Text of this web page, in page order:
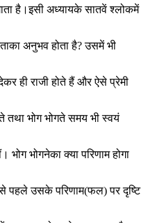
है।इसी अध्यायके सातवें श्लोकमें
अनुभव होता है? उसमें भी
ही राजी होते हैं और ऐसे प्रेमी
तथा भोग भोगते समय भी स्वयं
भोगनेका क्या परिणाम होगा
पहले उसके परिणाम(फल) पर दृष्टि